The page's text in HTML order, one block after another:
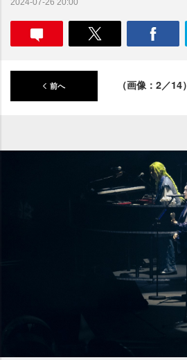
2024-07-26 20:00
前へ （画像：2／14）